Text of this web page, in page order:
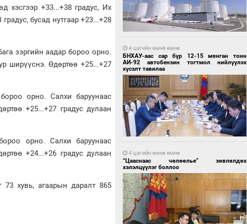
хэсгээр +33...+38 градус, Их
бусад нутгаар +23...+28
зэргийн аадар бороо орно.
ширүүснэ. Өдөртөө +25...+27
орно. Салхи баруунаас
+25...+27 градус дулаан
орно. Салхи баруунаас
+24...+26 градус дулаан
73 хувь, агаарын даралт 865
4 цагийн өмнө өмнө
БНХАУ-аас сар бүр 12-15 мянган тонн
АИ-92 автобензин тогтмол нийлүүлэх
хүсэлт тавилаа
4 цагийн өмнө өмнө
“Цааснаас чөлөөлье” зөвлөлдөх
хэлэлцүүлэг боллоо